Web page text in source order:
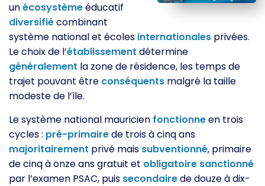
unécosystèmeéducatif
diversifiécombinant
système national et écoles internationales privées.
Le choix de l’établissement détermine
généralement la zone de résidence, les temps de
trajet pouvant être conséquents malgré la taille
modeste de l’île.
Le système national mauricien fonctionneen trois
cycles : pré-primairede trois à cinq ans
majoritairement privé mais subventionné, primaire
de cinq à onze ans gratuit et obligatoire sanctionné
par l’examen PSAC, puis secondairede douze à dix-